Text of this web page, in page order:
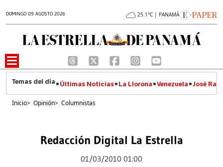
DOMINGO 09 AGOSTO 2026 25.1°C | PANAMÁ
Últimas Noticias La Llorona Venezuela José
Inicio> Opinión> Columnistas
Redacción Digital La Estrella
01/03/2010 01:00